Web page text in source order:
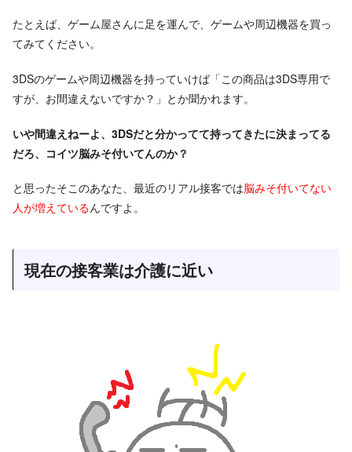
たとえば、ゲーム屋さんに足を運んで、ゲームや周辺機器を買っ
てみてください。
3DSのゲームや周辺機器を持っていけば「この商品は3DS専用で
すが、お間違えないですか？」とか聞かれます。
いや間違えねーよ、3DSだと分かってて持ってきたに決まってる
だろ、コイツ脳みそ付いてんのか？
と思ったそこのあなた、最近のリアル接客では脳みそ付いてない
人が増えているんですよ。
現在の接客業は介護に近い